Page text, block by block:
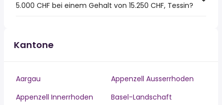
5.000 CHF bei einem Gehalt von 15.250 CHF, Tessin?
Kantone
Aargau
Appenzell Ausserrhoden
Appenzell Innerrhoden
Basel-Landschaft